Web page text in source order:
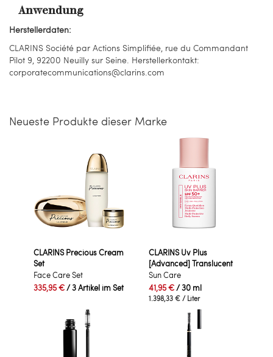
Anwendung
Herstellerdaten:
CLARINS Société par Actions Simplifiée, rue du Commandant
Pilot 9, 92200 Neuilly sur Seine. Herstellerkontakt:
corporatecommunications@clarins.com
Neueste Produkte dieser Marke
CLARINS Precious Cream
Set
Face Care Set
335,95 €/ 3 Artikel im Set
CLARINS Uv Plus
[Advanced] Translucent
Sun Care
41,95 €/ 30 ml
1.398,33 € / Liter